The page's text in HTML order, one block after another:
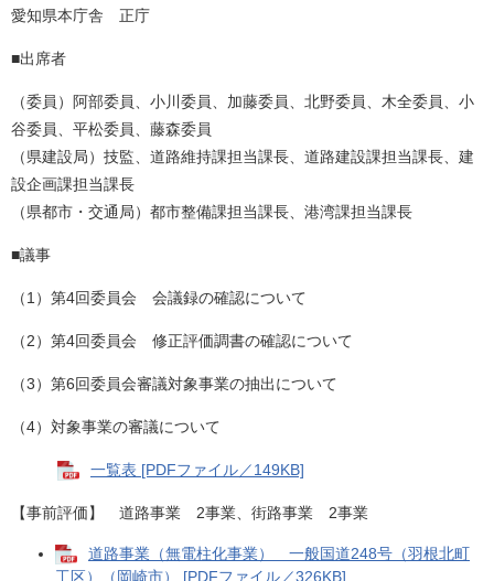
愛知県本庁舎 正庁
■出席者
（委員）阿部委員、小川委員、加藤委員、北野委員、木全委員、小
谷委員、平松委員、藤森委員
（県建設局）技監、道路維持課担当課長、道路建設課担当課長、建
設企画課担当課長
（県都市・交通局）都市整備課担当課長、港湾課担当課長
■議事
（1）第4回委員会 会議録の確認について
（2）第4回委員会 修正評価調書の確認について
（3）第6回委員会審議対象事業の抽出について
（4）対象事業の審議について
一覧表 [PDFファイル／149KB]
【事前評価】 道路事業 2事業、街路事業 2事業
道路事業（無電柱化事業） 一般国道248号（羽根北町
工区）（岡崎市） [PDFファイル／326KB]